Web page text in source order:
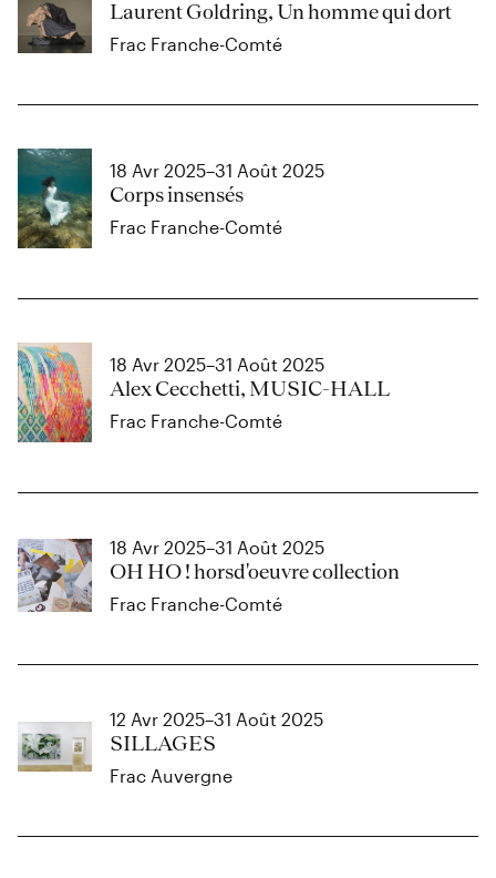
Laurent Goldring, Un homme qui dort
Frac Franche-Comté
18 Avr 2025–31 Août 2025
Corps insensés
Frac Franche-Comté
18 Avr 2025–31 Août 2025
Alex Cecchetti, MUSIC-HALL
Frac Franche-Comté
18 Avr 2025–31 Août 2025
OH HO ! horsd'oeuvre collection
Frac Franche-Comté
12 Avr 2025–31 Août 2025
SILLAGES
Frac Auvergne